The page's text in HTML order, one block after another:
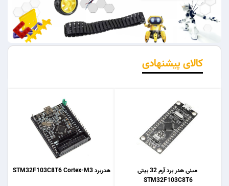
کالای پیشنهادی
هدربرد STM32F103C8T6 Cortex-M3
مینی هدر برد آرم 32 بیتی
STM32F103C8T6